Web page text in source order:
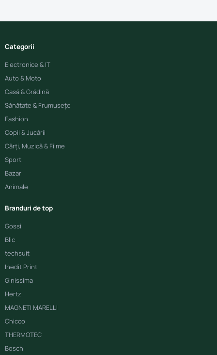
Categorii
Electronice & IT
Auto & Moto
Casă & Grădină
Sănătate & Frumusețe
Fashion
Copii & Jucării
Cărți, Muzică & Filme
Sport
Bazar
Animale
Branduri de top
Gossi
Blic
techsuit
Inedit Print
Ginissima
Hertz
MAGNETI MARELLI
Chicco
THERMOTEC
Bosch